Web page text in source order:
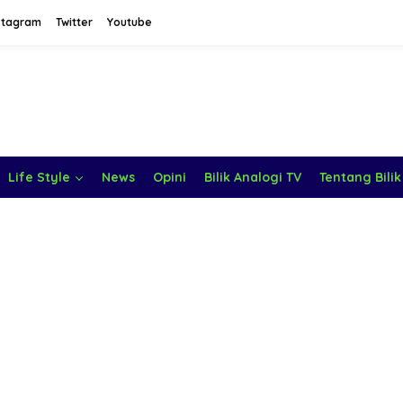
Twitter Youtube
Life Style News Opini Bilik Analogi TV Tentang